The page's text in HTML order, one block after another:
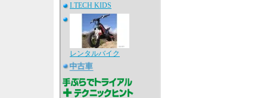
I.TECH KIDS
レンタルバイク